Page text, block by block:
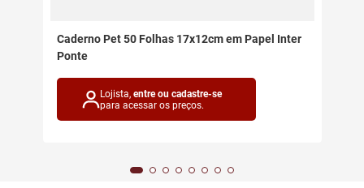
Caderno Pet 50 Folhas 17x12cm em Papel Inter
Ponte
Lojista, entre ou cadastre-se
para acessar os preços.